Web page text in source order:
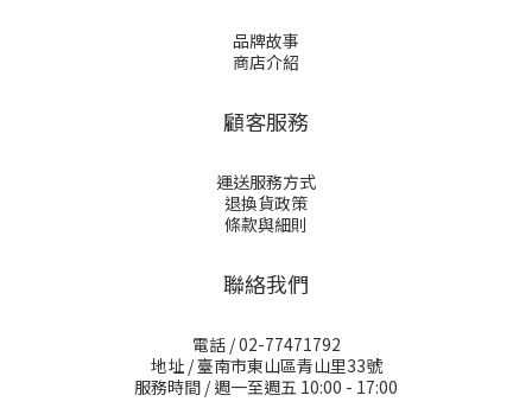
品牌故事
商店介紹
顧客服務
運送服務方式
退換貨政策
條款與細則
聯絡我們
電話 / 02-77471792
地址 / 臺南市東山區青山里33號
服務時間 / 週一至週五 10:00 - 17:00